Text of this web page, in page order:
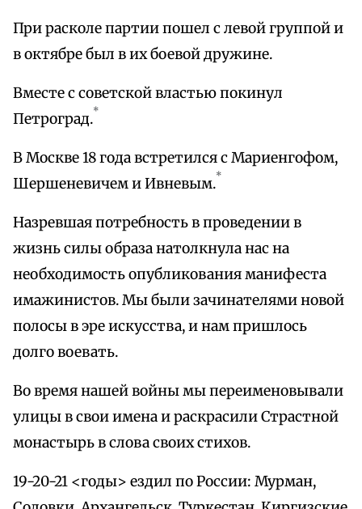
При расколе партии пошел с левой группой и
в октябре был в их боевой дружине.
Вместе с советской властью покинул
Петроград.*
В Москве 18 года встретился с Мариенгофом,
Шершеневичем и Ивневым.*
Назревшая потребность в проведении в
жизнь силы образа натолкнула нас на
необходимость опубликования манифеста
имажинистов. Мы были зачинателями новой
полосы в эре искусства, и нам пришлось
долго воевать.
Во время нашей войны мы переименовывали
улицы в свои имена и раскрасили Страстной
монастырь в слова своих стихов.
19-20-21 <годы> ездил по России: Мурман,